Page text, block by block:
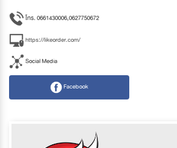
โทร. 0661430006,0627750672
https://likeorder.com/
Social Media
Facebook